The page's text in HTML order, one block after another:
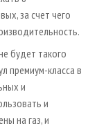
за счет чего
будет такого
премиум­-класса в
и
и
на газ, и